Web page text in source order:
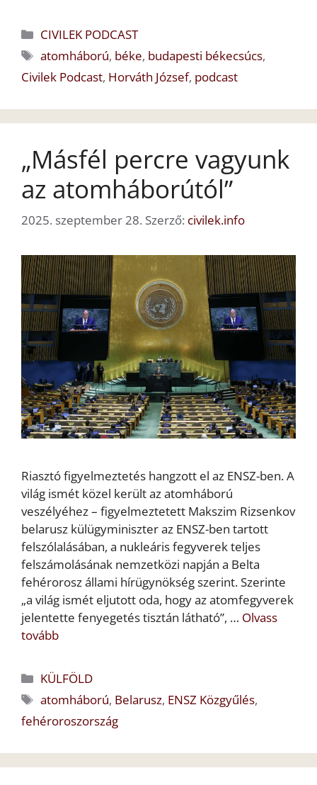
Kategória
CIVILEK PODCAST
Címkék
atomháború, béke, budapesti békecsúcs,
Civilek Podcast, Horváth József, podcast
„Másfél percre vagyunk
az atomháborútól”
2025. szeptember 28. Szerző: civilek.info
Riasztó figyelmeztetés hangzott el az ENSZ-ben. A
világ ismét közel került az atomháború
veszélyéhez – figyelmeztetett Makszim Rizsenkov
belarusz külügyminiszter az ENSZ-ben tartott
felszólalásában, a nukleáris fegyverek teljes
felszámolásának nemzetközi napján a Belta
fehérorosz állami hírügynökség szerint. Szerinte
„a világ ismét eljutott oda, hogy az atomfegyverek
jelentette fenyegetés tisztán látható”, … Olvass
tovább
Kategória
KÜLFÖLD
Címkék
atomháború, Belarusz, ENSZ Közgyűlés,
fehéroroszország